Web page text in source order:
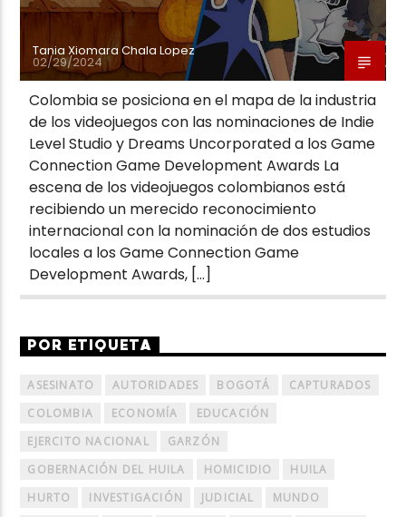
Tania Xiomara Chala Lopez
02/29/2024
Colombia se posiciona en el mapa de la industria
de los videojuegos con las nominaciones de Indie
Level Studio y Dreams Uncorporated a los Game
Connection Game Development Awards La
escena de los videojuegos colombianos está
recibiendo un merecido reconocimiento
internacional con la nominación de dos estudios
locales a los Game Connection Game
Development Awards, […]
POR ETIQUETA
ASESINATO AUTORIDADES BOGOTÁ
CAPTURADOS
COLOMBIA
ECONOMÍA
EDUCACIÓN
EJERCITO NACIONAL
GARZÓN
GOBERNACIÓN DEL HUILA
HOMICIDIO
HUILA
HURTO
INVESTIGACIÓN JUDICIAL
MUNDO